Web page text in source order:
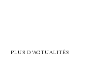
PLUS D'ACTUALITÉS